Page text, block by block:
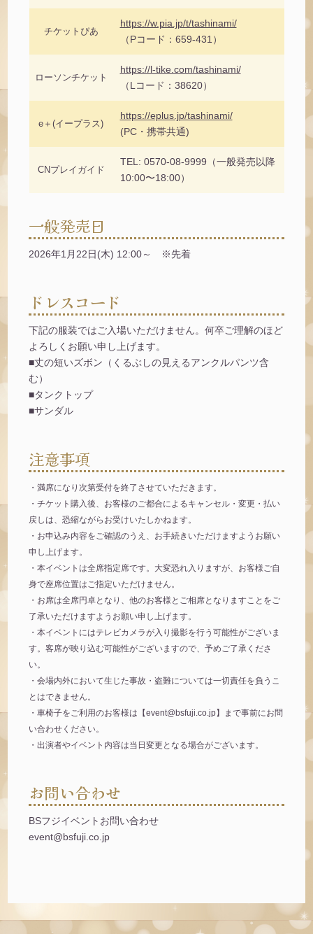
チケットぴあ
https://w.pia.jp/t/tashinami/
（Pコード：659-431）
ローソンチケット
https://l-tike.com/tashinami/
（Lコード：38620）
e＋(イープラス)
https://eplus.jp/tashinami/
(PC・携帯共通)
CNプレイガイド
TEL: 0570-08-9999（一般発売以降
10:00〜18:00）
一般発売日
2026年1月22日(木) 12:00～ ※先着
ドレスコード
下記の服装ではご入場いただけません。何卒ご理解のほど
よろしくお願い申し上げます。
■丈の短いズボン（くるぶしの見えるアンクルパンツ含
む）
■タンクトップ
■サンダル
注意事項
・満席になり次第受付を終了させていただきます。
・チケット購入後、お客様のご都合によるキャンセル・変更・払い
戻しは、恐縮ながらお受けいたしかねます。
・お申込み内容をご確認のうえ、お手続きいただけますようお願い
申し上げます。
・本イベントは全席指定席です。大変恐れ入りますが、お客様ご自
身で座席位置はご指定いただけません。
・お席は全席円卓となり、他のお客様とご相席となりますことをご
了承いただけますようお願い申し上げます。
・本イベントにはテレビカメラが入り撮影を行う可能性がございま
す。客席が映り込む可能性がございますので、予めご了承くださ
い。
・会場内外において生じた事故・盗難については一切責任を負うこ
とはできません。
・車椅子をご利用のお客様は【event@bsfuji.co.jp】まで事前にお問
い合わせください。
・出演者やイベント内容は当日変更となる場合がございます。
お問い合わせ
BSフジイベントお問い合わせ
event@bsfuji.co.jp